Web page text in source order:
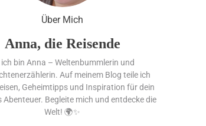
Über Mich
Anna, die Reisende
ich bin Anna – Weltenbummlerin und
Auf meinem Blog teile ich
Geheimtipps und Inspiration für dein
Abenteuer. Begleite mich und entdecke die
Welt! 🌍✨